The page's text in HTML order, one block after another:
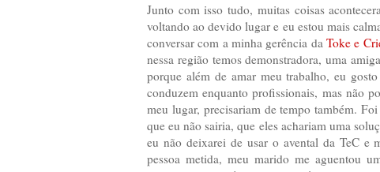
Junto com isso tudo, muitas coisas
voltando ao devido lugar e eu estou mais
conversar com a minha gerência daToke e
nessa região temos demonstradora, uma
porque além de amar meu trabalho, eu
conduzem enquanto profissionais, mas não
meu lugar, precisariam de tempo também.
que eu não sairia, que eles achariam uma
eu não deixarei de usar o avental da TeC e
pessoa metida, meu marido me